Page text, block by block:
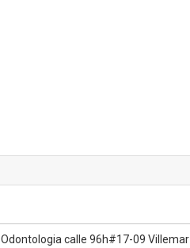
Odontologia calle 96h#17-09 Villemar